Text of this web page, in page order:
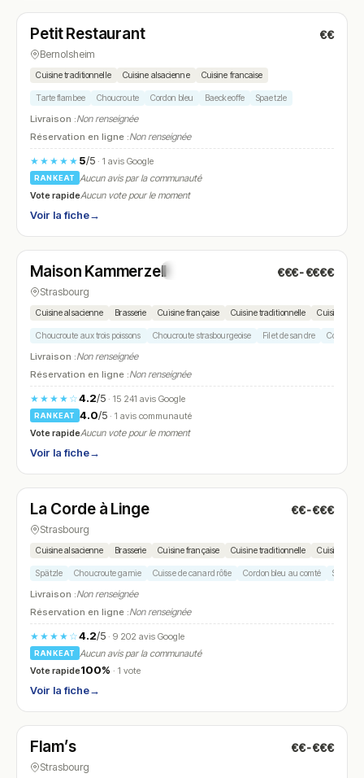
N° 16
Petit Restaurant €€
Bernolsheim
Cuisine traditionnelle Cuisine alsacienne Cuisine francaise
Tarte flambee Choucroute Cordon bleu Baeckeoffe Spaetzle
Livraison :Non renseignée
Réservation en ligne :Non renseignée
★★★★★ 5/5· 1 avis Google
RANKEAT
Aucun avis par la communauté
Vote rapideAucun vote pour le moment
Voir la fiche→
N° 17
Maison Kammerzell €€€-€€€€
Strasbourg
Cuisine alsacienne Brasserie Cuisine française Cuisine traditionnelle Cuisine
Choucroute aux trois poissons Choucroute strasbourgeoise Filet de sandre Coq au
Livraison :Non renseignée
Réservation en ligne :Non renseignée
★★★★☆4.2/5· 15 241 avis Google
RANKEAT 4.0/5 · 1 avis communauté
Vote rapideAucun vote pour le moment
Voir la fiche→
N° 18
La Corde à Linge €€-€€€
Strasbourg
Cuisine alsacienne Brasserie Cuisine française Cuisine traditionnelle Cuisine
Spätzle Choucroute garnie Cuisse de canard rôtie Cordon bleu au comté Salade
Livraison :Non renseignée
Réservation en ligne :Non renseignée
★★★★☆4.2/5· 9 202 avis Google
RANKEAT
Aucun avis par la communauté
Vote rapide100% · 1 vote
Voir la fiche→
N° 19
Flam’s €€-€€€
Strasbourg